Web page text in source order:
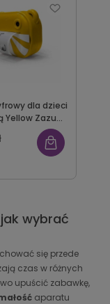
dla dzieci
Yellow Zazu
wybrać
się przede
czas w różnych
upuścić zabawkę,
aparatu